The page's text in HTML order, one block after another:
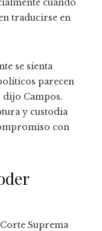
cuando
traducirse en
se sienta
parecen
dijo Campos.
y custodia
con
Suprema